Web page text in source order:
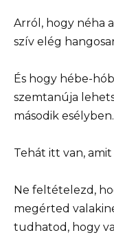
Arról, hogy néha
szív elég
És hogy hébe-
szemtanúja
második esélyben.
Tehát itt van,
Ne feltételezd,
megérted
tudhatod, hogy